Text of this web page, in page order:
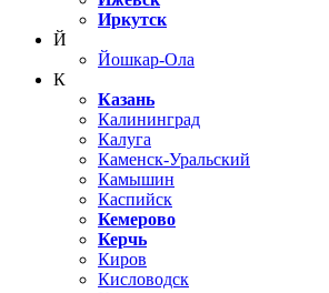
Иркутск
Й
Йошкар-Ола
К
Казань
Калининград
Калуга
Каменск-Уральский
Камышин
Каспийск
Кемерово
Керчь
Киров
Кисловодск